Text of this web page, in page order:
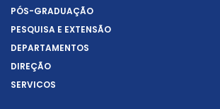
PÓS-GRADUAÇÃO
PESQUISA E EXTENSÃO
DEPARTAMENTOS
DIREÇÃO
SERVIÇOS